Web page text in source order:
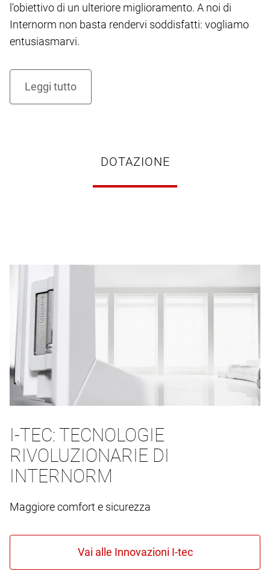
l'obiettivo di un ulteriore miglioramento. A noi di
Internorm non basta rendervi soddisfatti: vogliamo
entusiasmarvi.
DOTAZIONE
I-TEC: TECNOLOGIE
RIVOLUZIONARIE DI
INTERNORM
Maggiore comfort e sicurezza